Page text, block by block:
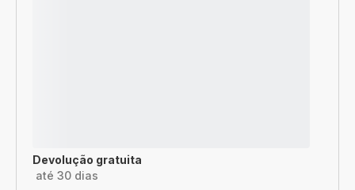
Devolução gratuita
até 30 dias